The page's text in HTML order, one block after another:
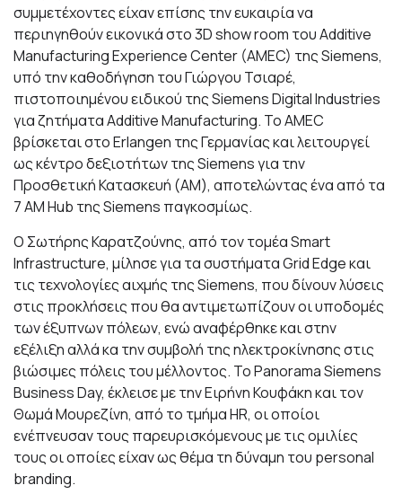
συμμετέχοντες είχαν επίσης την ευκαιρία να
περιηγηθούν εικονικά στο 3D show room του Additive
Manufacturing Experience Center (AMEC) της Siemens,
υπό την καθοδήγηση του Γιώργου Τσιαρέ,
πιστοποιημένου ειδικού της Siemens Digital Industries
για ζητήματα Additive Manufacturing. Το AMEC
βρίσκεται στο Erlangen της Γερμανίας και λειτουργεί
ως κέντρο δεξιοτήτων της Siemens για την
Προσθετική Κατασκευή (AM), αποτελώντας ένα από τα
7 AM Hub της Siemens παγκοσμίως.
Ο Σωτήρης Καρατζούνης, από τον τομέα Smart
Infrastructure, μίλησε για τα συστήματα Grid Edge και
τις τεχνολογίες αιχμής της Siemens, που δίνουν λύσεις
στις προκλήσεις που θα αντιμετωπίζουν οι υποδομές
των έξυπνων πόλεων, ενώ αναφέρθηκε και στην
εξέλιξη αλλά κα την συμβολή της ηλεκτροκίνησης στις
βιώσιμες πόλεις του μέλλοντος. Το Panorama Siemens
Business Day, έκλεισε με την Ειρήνη Κουφάκη και τον
Θωμά Μουρεζίνη, από το τμήμα HR, οι οποίοι
ενέπνευσαν τους παρευρισκόμενους με τις ομιλίες
τους οι οποίες είχαν ως θέμα τη δύναμη του personal
branding.